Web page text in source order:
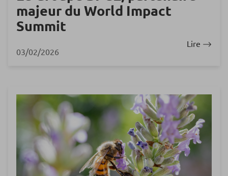
majeur du World Impact
Summit
03/02/2026
Lire